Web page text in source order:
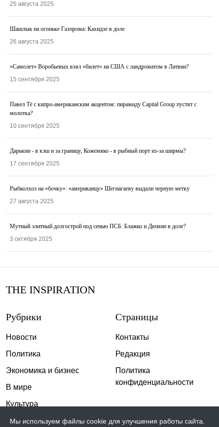
25 августа 2025
Шашлык на огоньке Газпрома: Кахидзе в доле
26 августа 2025
«Самолет» Воробьевых взял «билет» на США с ландроматом в Латвии?
15 сентября 2025
Павел Тё с кипро-американским акцентом: пирамиду Capital Group пустят с
молотка?
10 сентября 2025
Дарькин - в кэш и за границу, Кожемяко - в рыбный порт из-за ширмы?
17 сентября 2025
Рыбколхоз на «бочку»: «американцу» Шегнагаеву выдали черную метку
27 августа 2025
Мутный элитный долгострой под сенью ПСБ: Блажко и Дюмин в доле?
3 октября 2025
THE INSPIRATION
Рубрики
Новости
Политика
Экономика и бизнес
В мире
Культура
Спорт
Страницы
Контакты
Редакция
Политика
конфиденциальности
Мы используем файлы cookie для улучшения работы сайта.